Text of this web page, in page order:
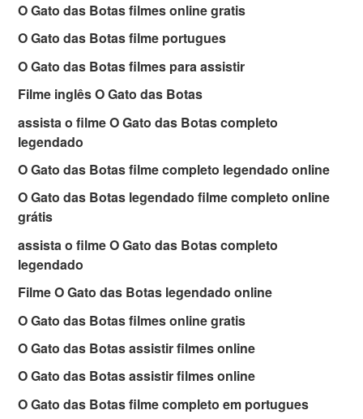
O Gato das Botas filmes online gratis
O Gato das Botas filme portugues
O Gato das Botas filmes para assistir
Filme inglês O Gato das Botas
assista o filme O Gato das Botas completo
legendado
O Gato das Botas filme completo legendado online
O Gato das Botas legendado filme completo online
grátis
assista o filme O Gato das Botas completo
legendado
Filme O Gato das Botas legendado online
O Gato das Botas filmes online gratis
O Gato das Botas assistir filmes online
O Gato das Botas assistir filmes online
O Gato das Botas filme completo em portugues